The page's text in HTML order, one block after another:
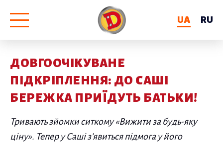
UA
RU
ДОВГООЧІКУВАНЕ
ПІДКРІПЛЕННЯ: ДО САШІ
БЕРЕЖКА ПРИЇДУТЬ БАТЬКИ!
Тривають зйомки ситкому «Вижити за будь-яку
ціну». Тепер у Саші з’явиться підмога у його